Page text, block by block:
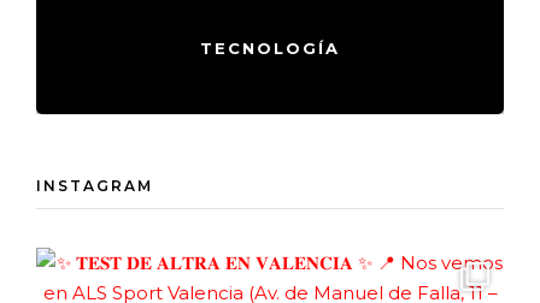
TECNOLOGÍA
INSTAGRAM